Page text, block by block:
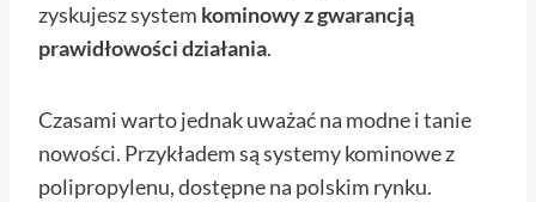
zyskujesz system kominowy z gwarancją
prawidłowości działania.
Czasami warto jednak uważać na modne i tanie
nowości. Przykładem są systemy kominowe z
polipropylenu, dostępne na polskim rynku.